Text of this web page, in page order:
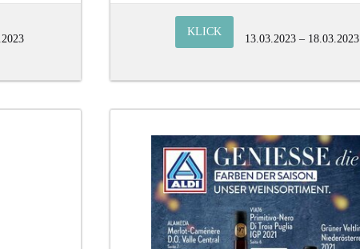
KLICK
13.03.2023 – 18.03.2023